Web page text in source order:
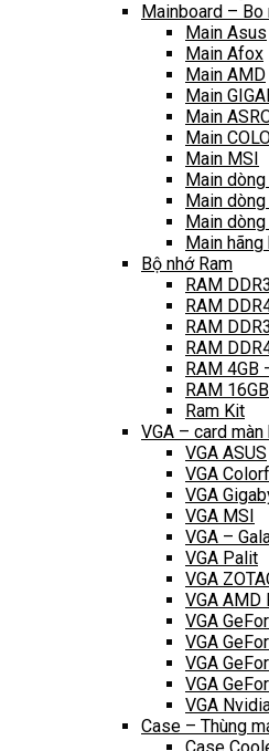
Mainboard – Bo
Main Asus
Main Afox
Main AMD
Main
Main
Main
Main MSI
Main
Main dòng
Main dòng
Main hãng
Bộ nhớ Ram
RAM
RAM
RAM
RAM
RAM 4GB
RAM
Ram Kit
VGA – card màn
VGA ASUS
VGA
VGA
VGA MSI
VGA –
VGA Palit
VGA
VGA AMD
VGA
VGA
VGA
VGA
VGA
Case – Thùng